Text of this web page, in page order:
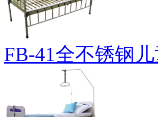
FB-41全不锈钢